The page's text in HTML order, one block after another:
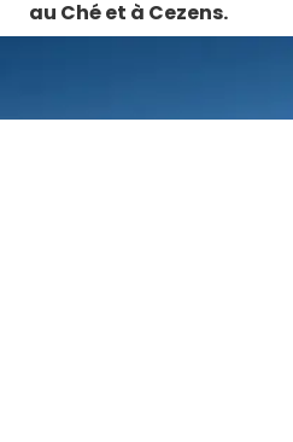
au Ché et à Cezens.